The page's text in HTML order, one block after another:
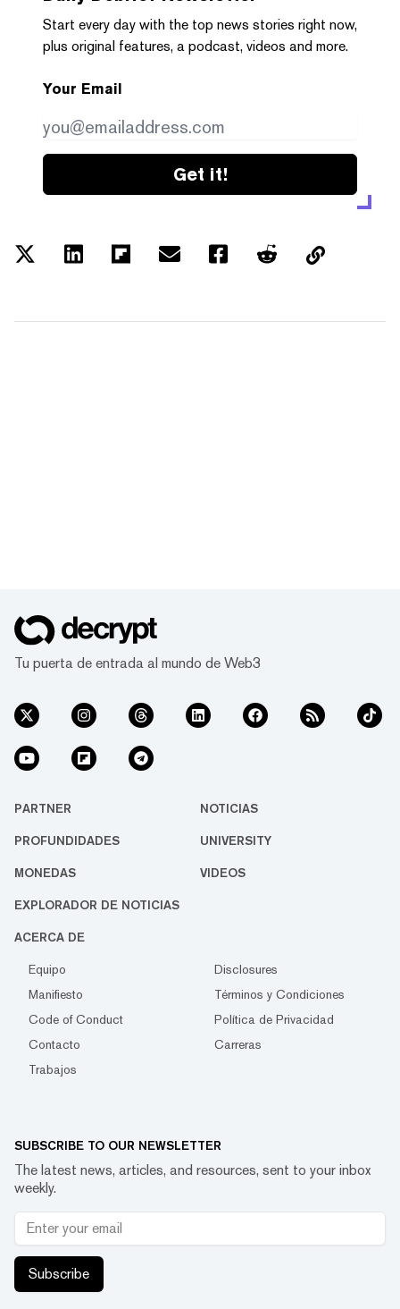
Start every day with the top news stories right now,
plus original features, a podcast, videos and more.
Your Email
Get it!
Tu puerta de entrada al mundo de Web3
PARTNER NOTICIAS
PROFUNDIDADES UNIVERSITY
MONEDAS VIDEOS
EXPLORADOR DE NOTICIAS
ACERCA DE
Equipo
Disclosures
Manifiesto
Términos y Condiciones
Code of Conduct
Política de Privacidad
Contacto
Carreras
Trabajos
SUBSCRIBE TO OUR NEWSLETTER
The latest news, articles, and resources, sent to your inbox
weekly.
Subscribe